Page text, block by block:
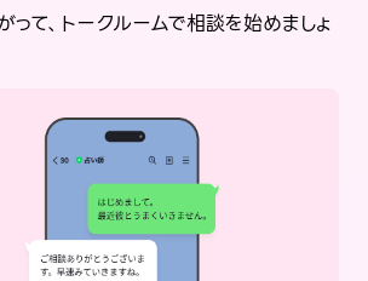
って、トークルームで相談を始めましょ